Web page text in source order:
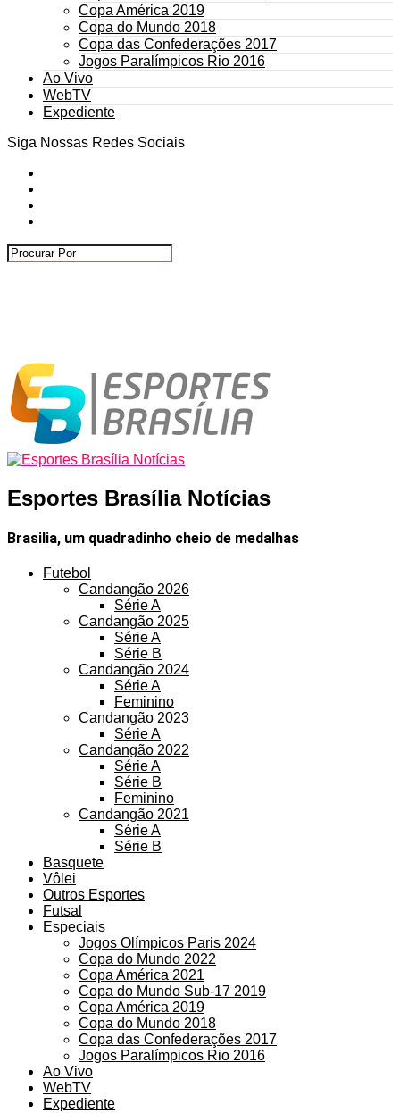
Copa América 2019
Copa do Mundo 2018
Copa das Confederações 2017
Jogos Paralímpicos Rio 2016
Ao Vivo
WebTV
Expediente
Siga Nossas Redes Sociais
Esportes Brasília Notícias
Brasilia, um quadradinho cheio de medalhas
Futebol
Candangão 2026
Série A
Candangão 2025
Série A
Série B
Candangão 2024
Série A
Feminino
Candangão 2023
Série A
Candangão 2022
Série A
Série B
Feminino
Candangão 2021
Série A
Série B
Basquete
Vôlei
Outros Esportes
Futsal
Especiais
Jogos Olímpicos Paris 2024
Copa do Mundo 2022
Copa América 2021
Copa do Mundo Sub-17 2019
Copa América 2019
Copa do Mundo 2018
Copa das Confederações 2017
Jogos Paralímpicos Rio 2016
Ao Vivo
WebTV
Expediente